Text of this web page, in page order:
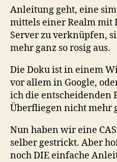
Anleitung geht, eine
mittels einer Realm mit
Server zu verknüpfen,
mehr ganz so rosig aus.
Die Doku ist in einem
vor allem in Google,
ich die entscheidenden
Überfliegen nicht mehr
Nun haben wir eine
selber gestrickt. Aber
noch DIE einfache